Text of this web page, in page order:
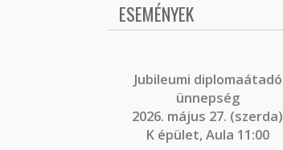
ESEMÉNYEK
Jubileumi diplomaátadó
ünnepség
2026. május 27. (szerda)
K épület, Aula 11:00